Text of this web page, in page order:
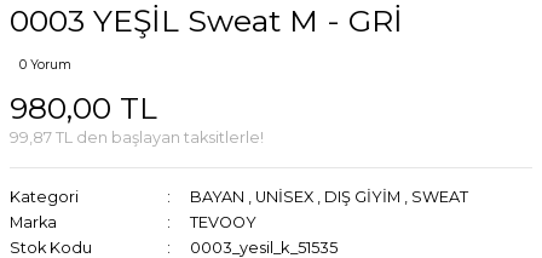
0003 YEŞİL Sweat M - GRİ
0 Yorum
980,00 TL
99,87 TL den başlayan taksitlerle!
Kategori BAYAN , UNİSEX , DIŞ GİYİM , SWEAT
Marka
TEVOOY
Stok Kodu
0003_yesil_k_51535